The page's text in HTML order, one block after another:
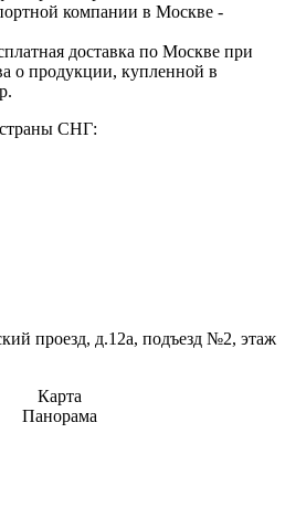
компании в Москве -
доставка по Москве при
о продукции, купленной в
СНГ:
проезд, д.12а, подъезд №2, этаж
Карта
Панорама